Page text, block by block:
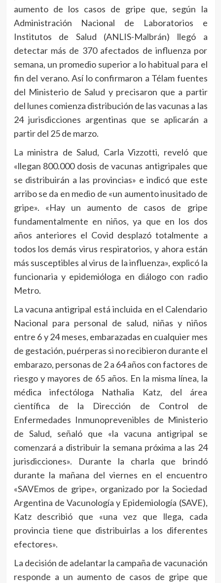
aumento de los casos de gripe que, según la
Administración Nacional de Laboratorios e
Institutos de Salud (ANLIS-Malbrán) llegó a
detectar más de 370 afectados de influenza por
semana, un promedio superior a lo habitual para el
fin del verano. Así lo confirmaron a Télam fuentes
del Ministerio de Salud y precisaron que a partir
del lunes comienza distribución de las vacunas a las
24 jurisdicciones argentinas que se aplicarán a
partir del 25 de marzo.
La ministra de Salud, Carla Vizzotti, reveló que
«llegan 800.000 dosis de vacunas antigripales que
se distribuirán a las provincias» e indicó que este
arribo se da en medio de «un aumento inusitado de
gripe». «Hay un aumento de casos de gripe
fundamentalmente en niños, ya que en los dos
años anteriores el Covid desplazó totalmente a
todos los demás virus respiratorios, y ahora están
más susceptibles al virus de la influenza», explicó la
funcionaria y epidemióloga en diálogo con radio
Metro.
La vacuna antigripal está incluida en el Calendario
Nacional para personal de salud, niñas y niños
entre 6 y 24 meses, embarazadas en cualquier mes
de gestación, puérperas si no recibieron durante el
embarazo, personas de 2 a 64 años con factores de
riesgo y mayores de 65 años. En la misma línea, la
médica infectóloga Nathalia Katz, del área
científica de la Dirección de Control de
Enfermedades Inmunoprevenibles de Ministerio
de Salud, señaló que «la vacuna antigripal se
comenzará a distribuir la semana próxima a las 24
jurisdicciones». Durante la charla que brindó
durante la mañana del viernes en el encuentro
«SAVEmos de gripe», organizado por la Sociedad
Argentina de Vacunología y Epidemiología (SAVE),
Katz describió que «una vez que llega, cada
provincia tiene que distribuirlas a los diferentes
efectores».
La decisión de adelantar la campaña de vacunación
responde a un aumento de casos de gripe que